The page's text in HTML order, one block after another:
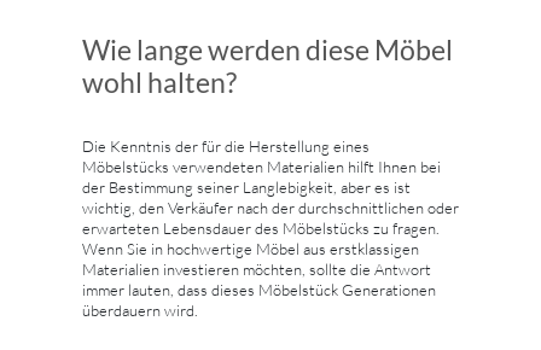
Wie lange werden diese Möbel
wohl halten?
Die Kenntnis der für die Herstellung eines
Möbelstücks verwendeten Materialien hilft Ihnen bei
der Bestimmung seiner Langlebigkeit, aber es ist
wichtig, den Verkäufer nach der durchschnittlichen oder
erwarteten Lebensdauer des Möbelstücks zu fragen.
Wenn Sie in hochwertige Möbel aus erstklassigen
Materialien investieren möchten, sollte die Antwort
immer lauten, dass dieses Möbelstück Generationen
überdauern wird.